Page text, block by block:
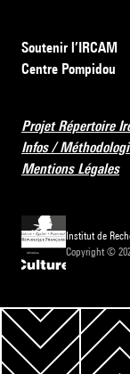
Soutenir l’IRCAM
Centre Pompidou
Projet Répertoire
Infos /
Mentions Légales
Institut de
Copyright ©